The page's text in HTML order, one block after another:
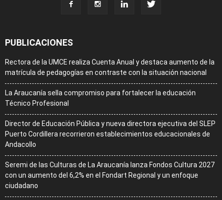
PUBLICACIONES
Rectora de la UMCE realiza Cuenta Anual y destaca aumento de la
matrícula de pedagogías en contraste con la situación nacional
La Araucanía sella compromiso para fortalecer la educación
Técnico Profesional
Director de Educación Pública y nueva directora ejecutiva del SLEP
Puerto Cordillera recorrieron establecimientos educacionales de
Andacollo
Seremi de las Culturas de La Araucanía lanza Fondos Cultura 2027
con un aumento del 6,2% en el Fondart Regional y un enfoque
ciudadano